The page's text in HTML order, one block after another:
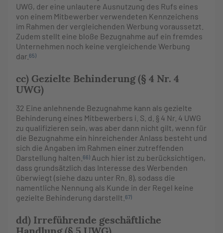
UWG, der eine unlautere Ausnutzung des Rufs eines
von einem Mitbewerber verwendeten Kennzeichens
im Rahmen der vergleichenden Werbung voraussetzt.
Zudem stellt eine bloße Bezugnahme auf ein fremdes
Unternehmen noch keine vergleichende Werbung
dar. 65)
cc) Gezielte Behinderung (§ 4 Nr. 4
UWG)
32 Eine anlehnende Bezugnahme kann als gezielte
Behinderung eines Mitbewerbers i. S. d. § 4 Nr. 4 UWG
zu qualifizieren sein, was aber dann nicht gilt, wenn für
die Bezugnahme ein hinreichender Anlass besteht und
sich die Angaben im Rahmen einer zutreffenden
Darstellung halten. 66) Auch hier ist zu berücksichtigen,
dass grundsätzlich das Interesse des Werbenden
überwiegt (siehe dazu unter Rn. 8), sodass die
namentliche Nennung als Kunde in der Regel keine
gezielte Behinderung darstellt. 67)
dd) Irreführende geschäftliche